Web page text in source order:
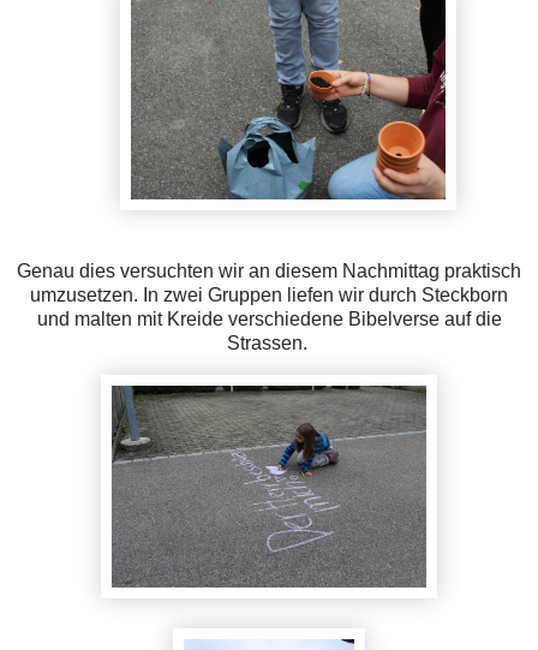
Genau dies versuchten wir an diesem Nachmittag praktisch
umzusetzen. In zwei Gruppen liefen wir durch Steckborn
und malten mit Kreide verschiedene Bibelverse auf die
Strassen.